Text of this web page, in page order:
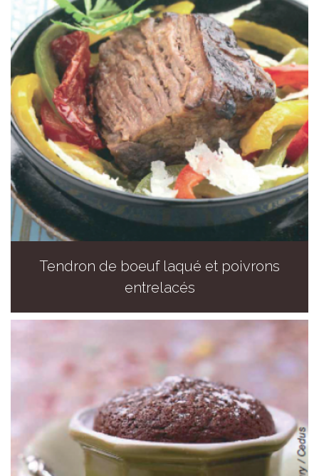
Tendron de boeuf laqué et poivrons
entrelacés